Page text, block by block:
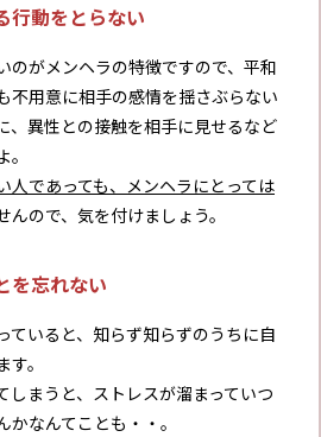
行動をとらない
のがメンヘラの特徴ですので、平和
不用意に相手の感情を揺さぶらない
、異性との接触を相手に見せるなど
人であっても、メンヘラにとっては
んので、気を付けましょう。
を忘れない
ていると、知らず知らずのうちに自
。
しまうと、ストレスが溜まっていつ
なんてことも・・。